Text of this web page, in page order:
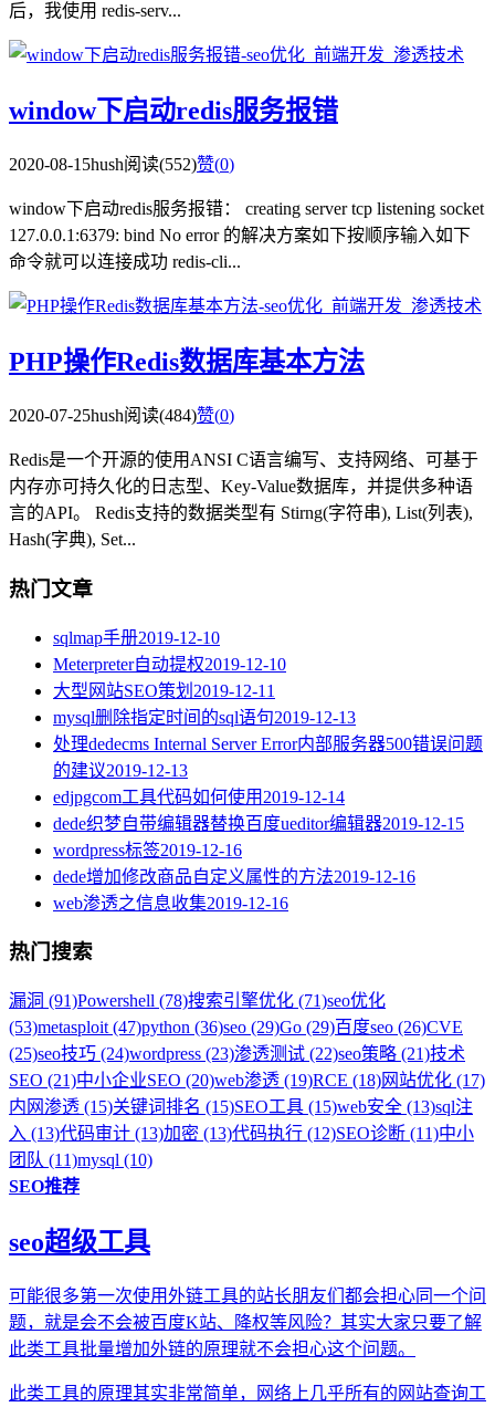
后，我使用 redis-serv...
window下启动redis服务报错
2020-08-15hush阅读(552)赞(0)
window下启动redis服务报错： creating server tcp listening socket
127.0.0.1:6379: bind No error 的解决方案如下按顺序输入如下
命令就可以连接成功 redis-cli...
PHP操作Redis数据库基本方法
2020-07-25hush阅读(484)赞(0)
Redis是一个开源的使用ANSI C语言编写、支持网络、可基于
内存亦可持久化的日志型、Key-Value数据库，并提供多种语
言的API。 Redis支持的数据类型有 Stirng(字符串), List(列表),
Hash(字典), Set...
热门文章
sqlmap手册2019-12-10
Meterpreter自动提权2019-12-10
大型网站SEO策划 2019-12-11
mysql删除指定时间的sql语句2019-12-13
处理dedecms Internal Server Error内部服务器500错误问题
的建议2019-12-13
edjpgcom工具代码如何使用 2019-12-14
dede织梦自带编辑器替换百度ueditor编辑器2019-12-15
wordpress标签2019-12-16
dede增加修改商品自定义属性的方法2019-12-16
web渗透之信息收集2019-12-16
热门搜索
漏洞 (91)Powershell (78)搜索引擎优化 (71)seo优化
(53)metasploit (47)python (36)seo (29)Go (29)百度seo (26)CVE
(25)seo技巧 (24)wordpress (23)渗透测试 (22)seo策略 (21)技术
SEO (21)中小企业SEO (20)web渗透 (19)RCE (18)网站优化 (17)
内网渗透 (15)关键词排名 (15)SEO工具 (15)web安全 (13)sql注
入 (13)代码审计 (13)加密 (13)代码执行 (12)SEO诊断 (11)中小
团队 (11)mysql (10)
SEO推荐
seo超级工具
可能很多第一次使用外链工具的站长朋友们都会担心同一个问
题，就是会不会被百度K站、降权等风险？其实大家只要了解
此类工具批量增加外链的原理就不会担心这个问题。
此类工具的原理其实非常简单，网络上几乎所有的网站查询工